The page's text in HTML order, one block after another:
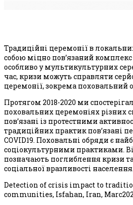
Традиційні церемонії в
собою міцно пов’язаний
особливо у мультикультурних
час, кризи можуть справляти
церемонії, зокрема поховальний
Протягом 2018-2020 ми
поховальних церемоніях різних
пов’язані із протестними
традиційних практик пов’язані
COVID19. Поховальні обряди є
соціокультурними практиками.
позначають поглиблення кризи
соціальної вразливості населення.
Detection of crisis impact to
communities, Isfahan, Iran,